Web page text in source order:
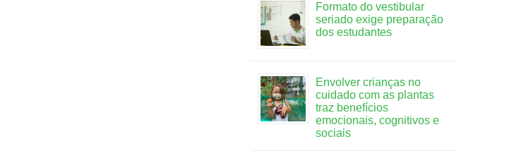
Formato do vestibular
seriado exige preparação
dos estudantes
Envolver crianças no
cuidado com as plantas
traz benefícios
emocionais, cognitivos e
sociais